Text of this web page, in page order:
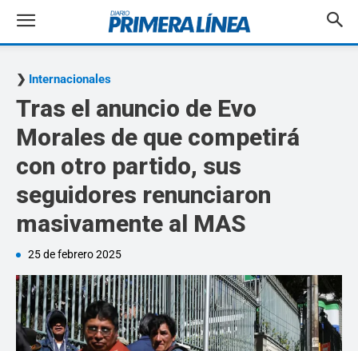
Internacionales
Tras el anuncio de Evo
Morales de que competirá
con otro partido, sus
seguidores renunciaron
masivamente al MAS
25 de febrero 2025